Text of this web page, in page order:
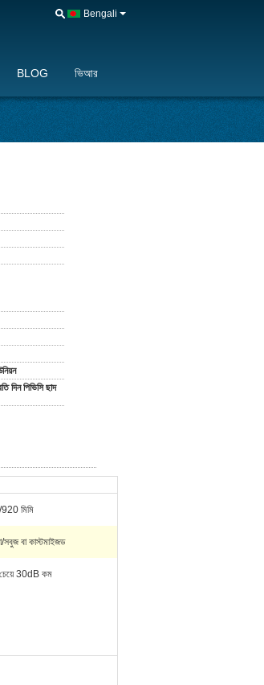
Bengali
BLOG ভিআর
দিন পিভিসি ছাদ
মিমি
সবুজ বা কাস্টমাইজড
চেয়ে 30dB কম